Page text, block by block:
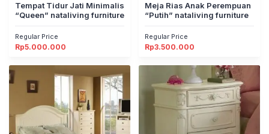
Tempat Tidur Jati Minimalis
“Queen” nataliving furniture
Regular Price
Rp5.000.000
Meja Rias Anak Perempuan
“Putih” nataliving furniture
Regular Price
Rp3.500.000